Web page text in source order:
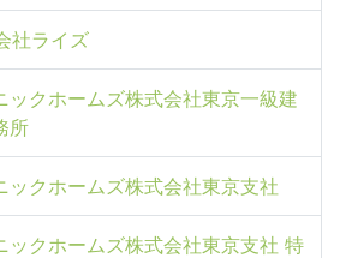
社ライズ
ックホームズ株式会社東京一級建
所
ックホームズ株式会社東京支社
ックホームズ株式会社東京支社 特